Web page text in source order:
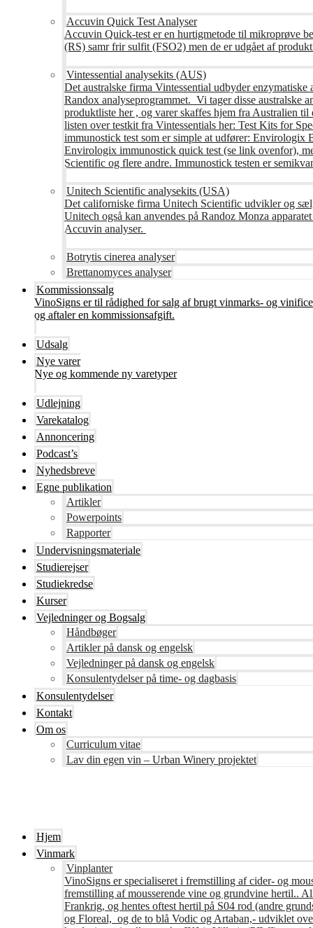
Accuvin Quick Test Analyser
Accuvin Quick-test er en hurtigmetode til mikroprøve
(RS) samr frir sulfit (FSO2) men de er udgået af
Vintessential analysekits (AUS)
Det australske firma Vintessential udbyder
Randox analyseprogrammet. Vi tager disse australske
produktliste her , og varer skaffes hjem fra Australien
listen over testkit fra Vintessentials her: Test Kits for
immunostick test som er simple at udfører: Envirologix
Envirologix immunostick quick test (se link ovenfor),
Scientific og flere andre. Immunostick testen er
Unitech Scientific analysekits (USA)
Det californiske firma Unitech Scientific udvikler og
Unitech også kan anvendes på Randoz Monza
Accuvin analyser.
Botrytis cinerea analyser
Brettanomyces analyser
Kommissionssalg
VinoSigns er til rådighed for salg af brugt vinmarks- og
og aftaler en kommissionsafgift.
Udsalg
Nye varer
Nye og kommende ny varetyper
Udlejning
Varekatalog
Annoncering
Podcast’s
Nyhedsbreve
Egne publikation
Artikler
Powerpoints
Rapporter
Undervisningsmateriale
Studierejser
Studiekredse
Kurser
Vejledninger og Bogsalg
Håndbøger
Artikler på dansk og engelsk
Vejledninger på dansk og engelsk
Konsulentydelser på time- og dagbasis
Konsulentydelser
Kontakt
Om os
Curriculum vitae
Lav din egen vin – Urban Winery projektet
Hjem
Vinmark
Vinplanter
VinoSigns er specialiseret i fremstilling af cider- og
fremstilling af mousserende vine og grundvine hertil..
Frankrig, og hentes oftest hertil på S04 rod (andre
og Floreal, og de to blå Vodic og Artaban,- udviklet